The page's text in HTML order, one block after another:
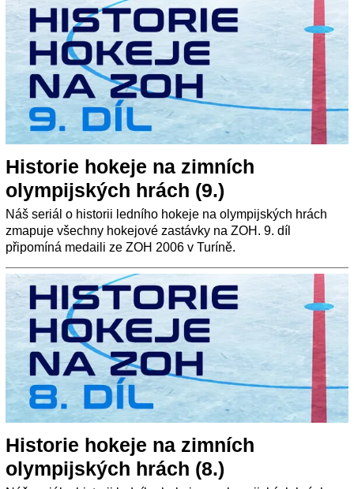
Historie hokeje na zimních
olympijských hrách (9.)
Náš seriál o historii ledního hokeje na olympijských hrách
zmapuje všechny hokejové zastávky na ZOH. 9. díl
připomíná medaili ze ZOH 2006 v Turíně.
Historie hokeje na zimních
olympijských hrách (8.)